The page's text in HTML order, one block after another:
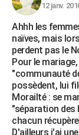
12 janv.
Ahhh les
naïves, mais
perdent pas le
Pour le
"communauté
possèdent, lui
Morailté : se
"séparation des
chacun
D'ailleurs j'ai